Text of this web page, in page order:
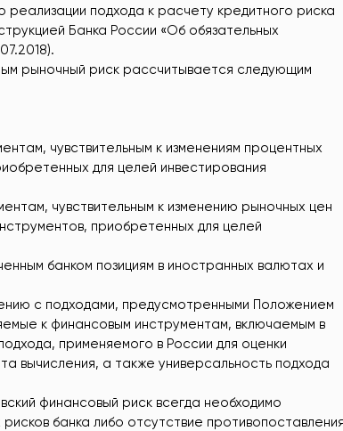
реализации подхода к расчету кредитного риска
Банка России «Об обязательных
рыночный риск рассчитывается следующим
чувствительным к изменениям процентных
для целей инвестирования
чувствительным к изменению рыночных цен
приобретенных для целей
банком позициям в иностранных валютах и
с подходами, предусмотренными Положением
к финансовым инструментам, включаемым в
применяемого в России для оценки
вычисления, а также универсальность подхода
финансовый риск всегда необходимо
банка либо отсутствие